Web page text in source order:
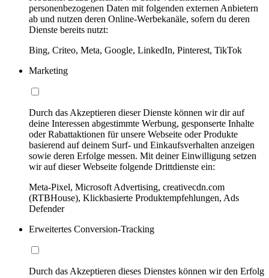
personenbezogenen Daten mit folgenden externen Anbietern
ab und nutzen deren Online-Werbekanäle, sofern du deren
Dienste bereits nutzt:
Bing, Criteo, Meta, Google, LinkedIn, Pinterest, TikTok
Marketing
Durch das Akzeptieren dieser Dienste können wir dir auf
deine Interessen abgestimmte Werbung, gesponserte Inhalte
oder Rabattaktionen für unsere Webseite oder Produkte
basierend auf deinem Surf- und Einkaufsverhalten anzeigen
sowie deren Erfolge messen. Mit deiner Einwilligung setzen
wir auf dieser Webseite folgende Drittdienste ein:
Meta-Pixel, Microsoft Advertising, creativecdn.com
(RTBHouse), Klickbasierte Produktempfehlungen, Ads
Defender
Erweitertes Conversion-Tracking
Durch das Akzeptieren dieses Dienstes können wir den Erfolg